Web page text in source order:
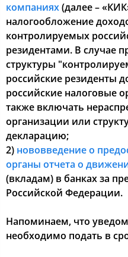
компаниях(далее –
налогообложение
контролируемых
резидентами. В случае
структуры
российские резиденты
российские налоговые
также включать
организации или
декларацию;
2) нововведение о
органы отчета о
(вкладам) в банках за
Российской Федерации.
Напоминаем, что
необходимо подать в